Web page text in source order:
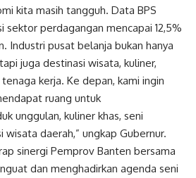
kita masih tangguh. Data BPS
sektor perdagangan mencapai 12,5%
Industri pusat belanja bukan hanya
juga destinasi wisata, kuliner,
kerja. Ke depan, kami ingin
ruang untuk
unggulan, kuliner khas, seni
daerah,” ungkap Gubernur.
sinergi Pemprov Banten bersama
dan menghadirkan agenda seni